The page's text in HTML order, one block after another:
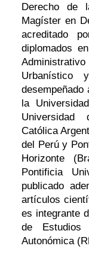
Derecho de
Magíster en
acreditado
diplomados
desempeñado
la
Universidad
Católica
del Perú y
Horizonte
Pontificia
publicado
artículos
es integrante
de
Autonómica